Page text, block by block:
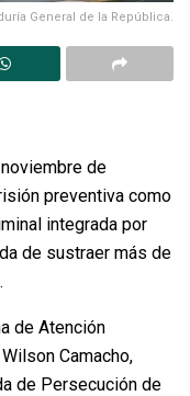
General de la República.
noviembre de
preventiva como
integrada por
de sustraer más de
de Atención
Camacho,
de Persecución de